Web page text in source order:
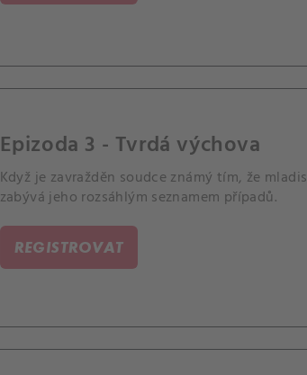
Epizoda 3 - Tvrdá výchova
Když je zavražděn soudce známý tím, že
zabývá jeho rozsáhlým seznamem případů.
REGISTROVAT